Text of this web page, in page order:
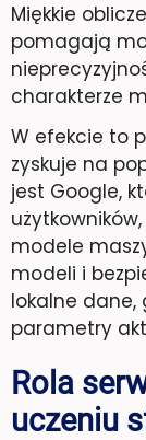
Miękkie
pomagają
charakterze
W efekcie to
zyskuje na
jest Google,
modele
modeli i
lokalne dane,
parametry
Rola
uczeniu